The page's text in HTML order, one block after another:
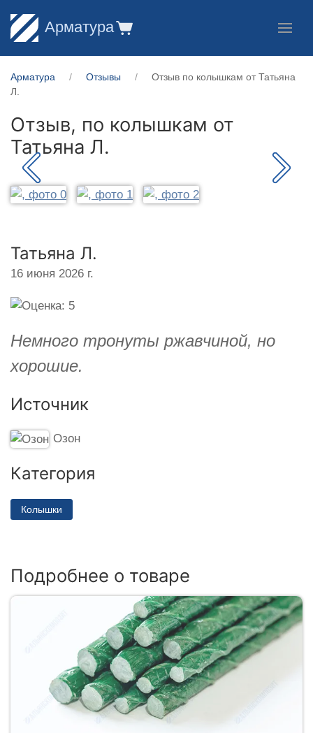
Арматура
Арматура Отзывы
Отзыв по колышкам от Татьяна
Л.
Отзыв, по колышкам от
Татьяна Л.
Татьяна Л.
16 июня 2026 г.
Немного тронуты ржавчиной, но
хорошие.
Источник
Озон
Категория
Колышки
Подробнее о товаре